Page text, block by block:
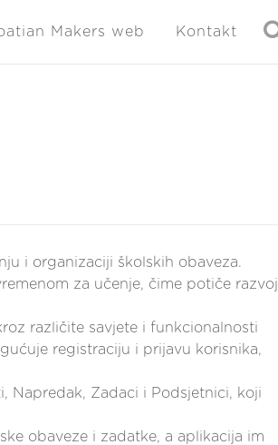
Makers web Kontakt
i organizaciji školskih obaveza.
za učenje, čime potiče razvoj
različite savjete i funkcionalnosti
registraciju i prijavu korisnika,
Napredak, Zadaci i Podsjetnici, koji
obaveze i zadatke, a aplikacija im